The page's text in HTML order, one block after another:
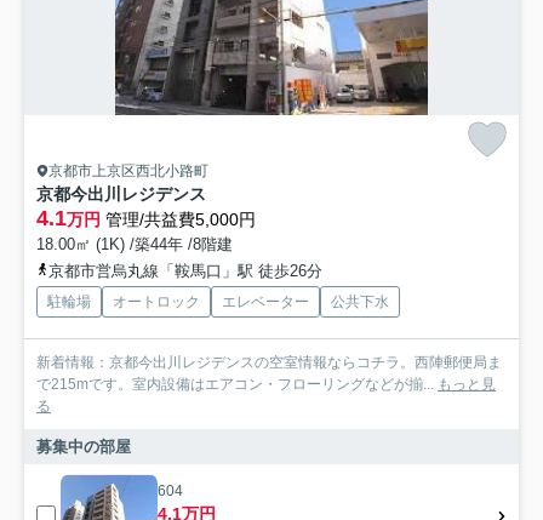
京都市上京区西北小路町
京都今出川レジデンス
4.1万円 管理/共益費5,000円
18.00㎡ (1K) /築44年 /8階建
京都市営烏丸線「鞍馬口」駅 徒歩26分
駐輪場 オートロック エレベーター 公共下水
新着情報：京都今出川レジデンスの空室情報ならコチラ。西陣郵便局ま
で215mです。室内設備はエアコン・フローリングなどが揃...
もっと見
る
募集中の部屋
604
4.1万円